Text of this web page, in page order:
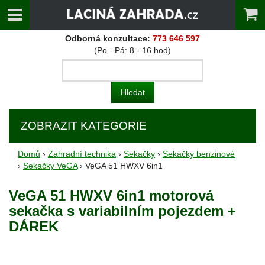
Odborná konzultace: 773 646 597
(Po - Pá: 8 - 16 hod)
ZOBRAZIT KATEGORIE
Domů › Zahradní technika › Sekačky › Sekačky benzinové
› Sekačky VeGA› VeGA 51 HWXV 6in1
VeGA 51 HWXV 6in1 motorová
sekačka s variabilním pojezdem +
DÁREK